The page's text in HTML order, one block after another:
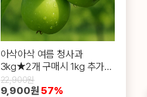
아삭아삭 여름 청사과
3kg★2개 구매시 1kg 추가증
정
22,900원
9,900원 57%